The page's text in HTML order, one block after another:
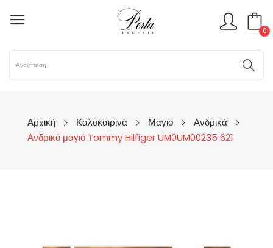
0
Αρχική Καλοκαιρινά Μαγιό
Ανδρικά
Ανδρικό μαγιό Tommy Hilfiger UM0UM00235 621